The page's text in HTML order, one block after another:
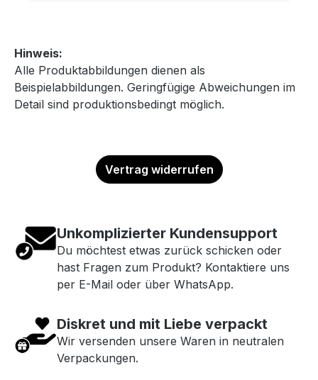
Hinweis:
Alle Produktabbildungen dienen als
Beispielabbildungen. Geringfügige Abweichungen im
Detail sind produktionsbedingt möglich.
Vertrag widerrufen
Unkomplizierter Kundensupport
Du möchtest etwas zurück schicken oder
hast Fragen zum Produkt? Kontaktiere uns
per E-Mail oder über WhatsApp.
Diskret und mit Liebe verpackt
Wir versenden unsere Waren in neutralen
Verpackungen.